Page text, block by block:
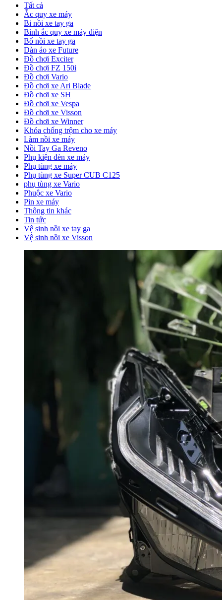
Tất cả
Ắc quy xe máy
Bi nồi xe tay ga
Bình ắc quy xe máy điện
Bố nồi xe tay ga
Dàn áo xe Future
Đồ chơi Exciter
Đồ chơi FZ 150i
Đồ chơi Vario
Đồ chơi xe Ari Blade
Đồ chơi xe SH
Đồ chơi xe Vespa
Đồ chơi xe Visson
Đồ chơi xe Winner
Khóa chống trộm cho xe máy
Làm nồi xe máy
Nồi Tay Ga Reveno
Phụ kiện đèn xe máy
Phụ tùng xe máy
Phụ tùng xe Super CUB C125
phụ tùng xe Vario
Phuộc xe Vario
Pin xe máy
Thông tin khác
Tin tức
Vệ sinh nồi xe tay ga
Vệ sinh nồi xe Visson